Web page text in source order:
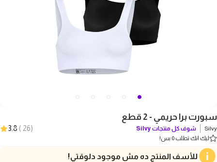
سبورت برا حريمي - 2 قطع
Silvy شوف كل منتجات Silvy
(
26
)
3.8
ليك انك تطلب 0 بس!
للأسف المنتج ده مش موجود دلوقتي!